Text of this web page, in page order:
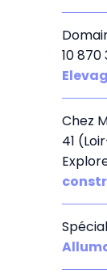
10 870
Chez
41